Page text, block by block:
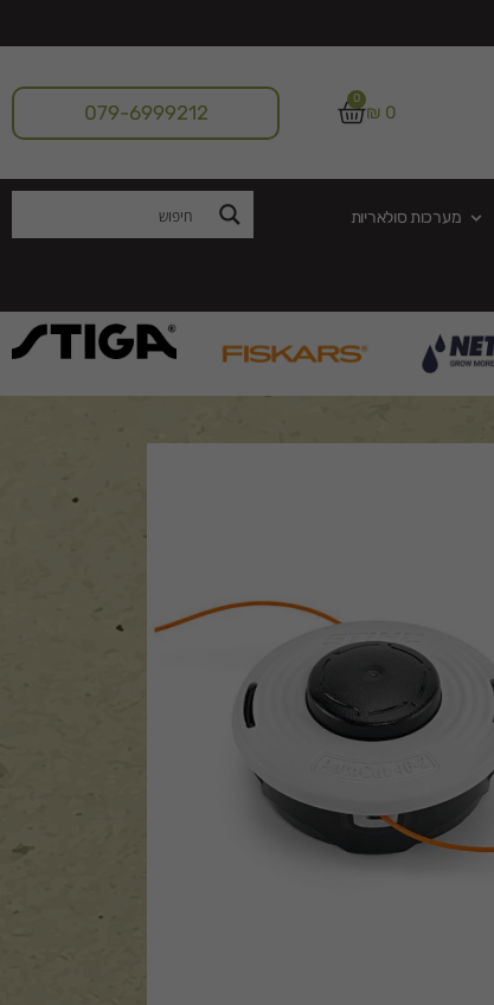
₪0
0
079-6999212
מערכות סולאריות